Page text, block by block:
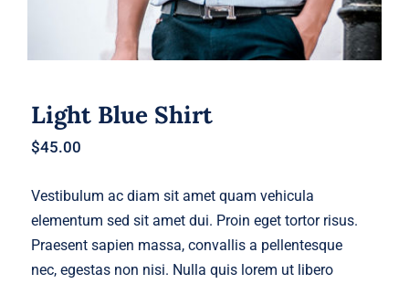
Light Blue Shirt
$45.00
Vestibulum ac diam sit amet quam vehicula
elementum sed sit amet dui. Proin eget tortor risus.
Praesent sapien massa, convallis a pellentesque
nec, egestas non nisi. Nulla quis lorem ut libero